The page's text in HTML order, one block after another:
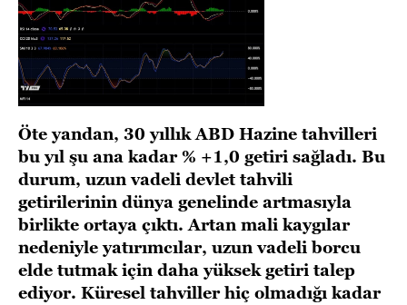
Öte yandan, 30 yıllık ABD Hazine tahvilleri
bu yıl şu ana kadar % +1,0 getiri sağladı. Bu
durum, uzun vadeli devlet tahvili
getirilerinin dünya genelinde artmasıyla
birlikte ortaya çıktı. Artan mali kaygılar
nedeniyle yatırımcılar, uzun vadeli borcu
elde tutmak için daha yüksek getiri talep
ediyor. Küresel tahviller hiç olmadığı kadar